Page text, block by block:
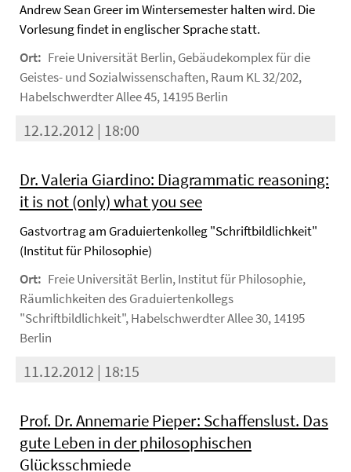
Andrew Sean Greer im Wintersemester halten wird. Die
Vorlesung findet in englischer Sprache statt.
Ort: Freie Universität Berlin, Gebäudekomplex für die
Geistes- und Sozialwissenschaften, Raum KL 32/202,
Habelschwerdter Allee 45, 14195 Berlin
12.12.2012 | 18:00
Dr. Valeria Giardino: Diagrammatic reasoning:
it is not (only) what you see
Gastvortrag am Graduiertenkolleg "Schriftbildlichkeit"
(Institut für Philosophie)
Ort: Freie Universität Berlin, Institut für Philosophie,
Räumlichkeiten des Graduiertenkollegs
"Schriftbildlichkeit", Habelschwerdter Allee 30, 14195
Berlin
11.12.2012 | 18:15
Prof. Dr. Annemarie Pieper: Schaffenslust. Das
gute Leben in der philosophischen
Glücksschmiede